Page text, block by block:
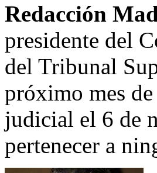
Redacción
presidente del
del Tribunal
próximo mes
judicial el 6 de
pertenecer a